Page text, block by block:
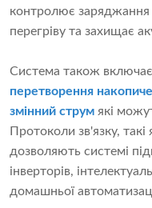
контролює заряджання
перегріву та захищає
Система також включає
перетворення
змінний струм які
Протоколи зв'язку,
дозволяють системі
інверторів,
домашньої